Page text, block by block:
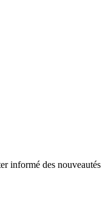
informé des nouveautés